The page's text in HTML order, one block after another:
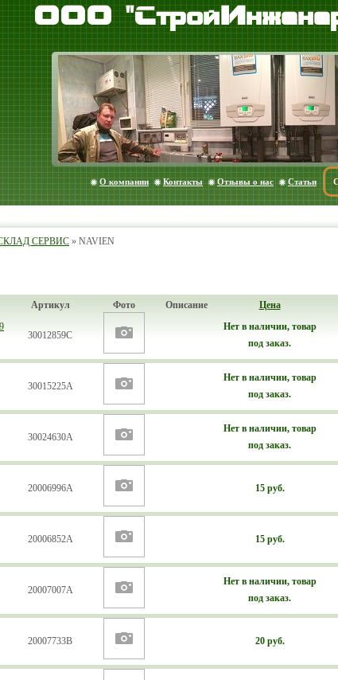
ООО
О компании Контакты Отзывы о нас Статьи
СЕРВИС » NAVIEN
Артикул Фото Описание Цена
30012859С
Нет в наличии, товар
под заказ.
30015225А
Нет в наличии, товар
под заказ.
30024630A
Нет в наличии, товар
под заказ.
20006996А 15 руб.
20006852А 15 руб.
20007007А
Нет в наличии, товар
под заказ.
20007733В 20 руб.